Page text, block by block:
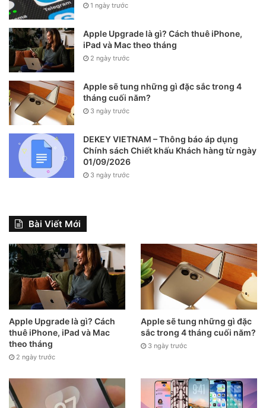
1 ngày trước
Apple Upgrade là gì? Cách thuê iPhone,
iPad và Mac theo tháng
2 ngày trước
Apple sẽ tung những gì đặc sắc trong 4
tháng cuối năm?
3 ngày trước
DEKEY VIETNAM – Thông báo áp dụng
Chính sách Chiết khấu Khách hàng từ ngày
01/09/2026
3 ngày trước
Bài Viết Mới
Apple Upgrade là gì? Cách
thuê iPhone, iPad và Mac
theo tháng
2 ngày trước
Apple sẽ tung những gì đặc
sắc trong 4 tháng cuối năm?
3 ngày trước